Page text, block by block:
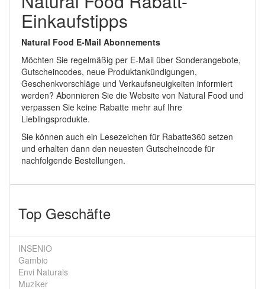
Einkaufstipps
Natural Food E-Mail Abonnements
Möchten Sie regelmäßig per E-Mail über Sonderangebote,
Gutscheincodes, neue Produktankündigungen,
Geschenkvorschläge und Verkaufsneuigkeiten informiert
werden? Abonnieren Sie die Website von Natural Food und
verpassen Sie keine Rabatte mehr auf Ihre
Lieblingsprodukte.
Sie können auch ein Lesezeichen für Rabatte360 setzen
und erhalten dann den neuesten Gutscheincode für
nachfolgende Bestellungen.
Top Geschäfte
INSENIO
Gambio
Envi Naturals
Muziker